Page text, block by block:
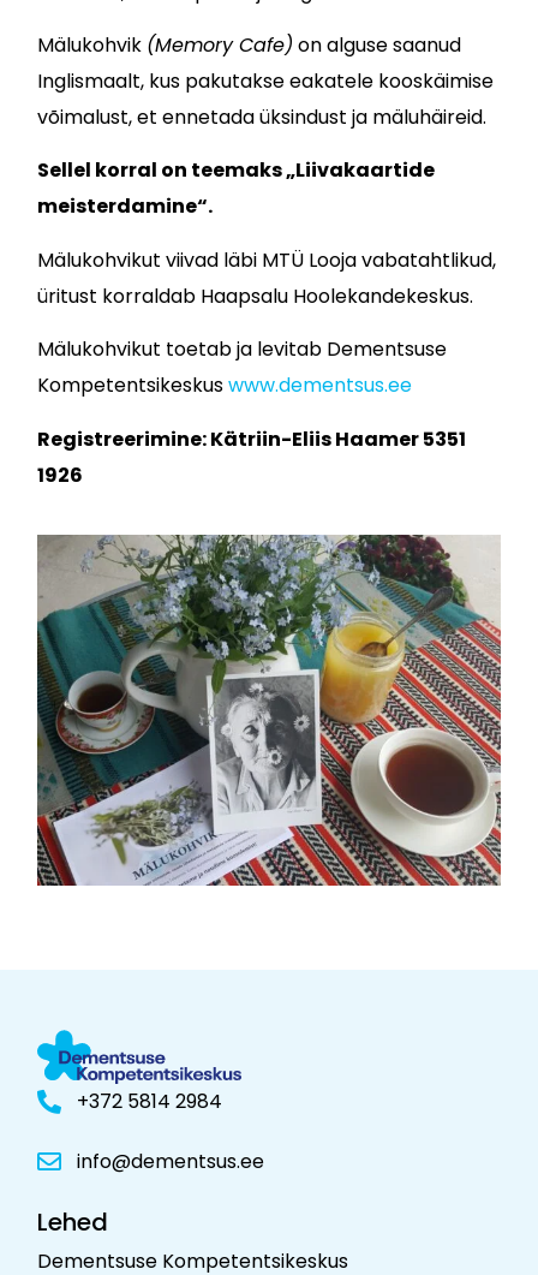
Mälukohvik (Memory Cafe) on alguse saanud
Inglismaalt, kus pakutakse eakatele kooskäimise
võimalust, et ennetada üksindust ja mäluhäireid.
Sellel korral on teemaks „Liivakaartide
meisterdamine“.
Mälukohvikut viivad läbi MTÜ Looja vabatahtlikud,
üritust korraldab Haapsalu Hoolekandekeskus.
Mälukohvikut toetab ja levitab Dementsuse
Kompetentsikeskuswww.dementsus.ee
Registreerimine: Kätriin-Eliis Haamer 5351
1926
+372 5814 2984
info@dementsus.ee
Lehed
Dementsuse Kompetentsikeskus